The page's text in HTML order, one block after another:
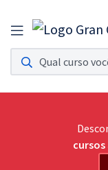
Assinatura
Acesso a todos os
Assinatura OAB
Acesso ilimitado a toda
cursos